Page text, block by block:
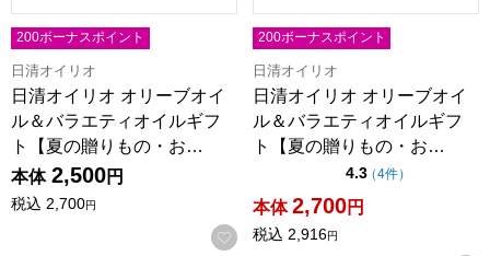
200ボーナスポイント
日清オイリオ
日清オイリオ オリーブオイ
ル＆バラエティオイルギフ
ト【夏の贈りもの・お…
本体 2,500円
税込 2,700円
お気に入りに登録する
200ボーナスポイント
日清オイリオ
日清オイリオ オリーブオイ
ル＆バラエティオイルギフ
ト【夏の贈りもの・お…
4.3点（5点満点中）
（4件の評価
）
本体 2,700円
税込 2,916円